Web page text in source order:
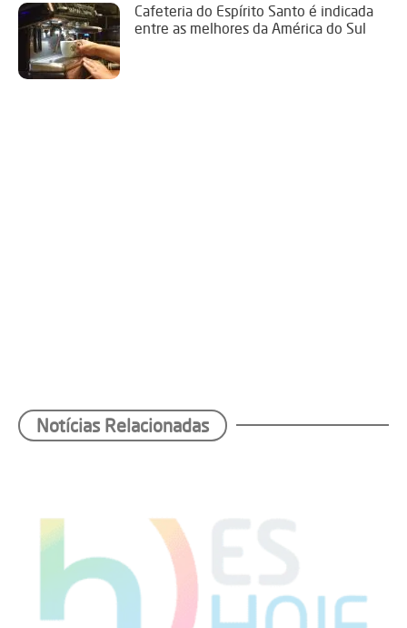
Cafeteria do Espírito Santo é indicada
entre as melhores da América do Sul
Notícias Relacionadas